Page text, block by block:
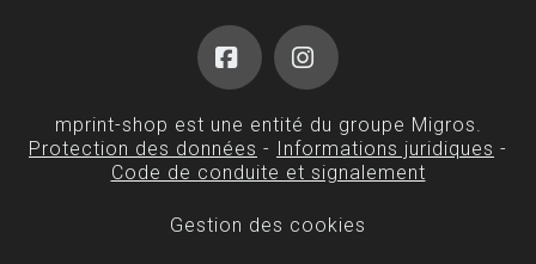
FacebookInstagram
mprint-shop est une entité du groupe Migros.
Protection des données - Informations juridiques -
Code de conduite et signalement
Gestion des cookies